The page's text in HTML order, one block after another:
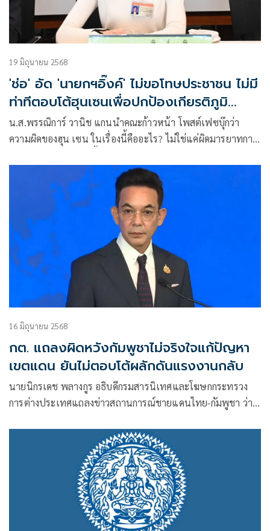
19 มิถุนายน 2568
'ช่อ' อัด 'นายกฯอิ๊งค์' ไม่ขอโทษประชาชน ไม่มี
ท่าทีตอบโต้ฮุนเซนเพื่อปกป้องเกียรติภูมิ
ประเทศ
น.ส.พรรณิการ์ วานิช แกนนำคณะก้าวหน้า โพสต์เฟซบุ๊กว่า
ความผิดของฮุน เซน ในเรื่องนี้คืออะไร? ไม่ใช่แค่ผิดมารยาทการ
16 มิถุนายน 2568
กต. แถลงผิดหวังกัมพูชาไม่จริงใจแก้ปัญหา
เขตแดน ยันไม่ตอบโต้ผลักดันแรงงานกลับ
นายนิกรเดช พลางกูร อธิบดีกรมสารนิเทศและโฆษกกระทรวง
การต่างประเทศแถลงข่าวสถานการณ์ชายแดนไทย-กัมพูชา ว่า